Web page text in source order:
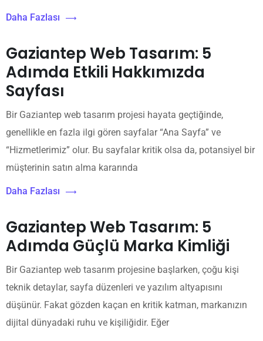
Daha Fazlası
Gaziantep Web Tasarım: 5
Adımda Etkili Hakkımızda
Sayfası
Bir Gaziantep web tasarım projesi hayata geçtiğinde,
genellikle en fazla ilgi gören sayfalar “Ana Sayfa” ve
“Hizmetlerimiz” olur. Bu sayfalar kritik olsa da, potansiyel bir
müşterinin satın alma kararında
Daha Fazlası
Gaziantep Web Tasarım: 5
Adımda Güçlü Marka Kimliği
Bir Gaziantep web tasarım projesine başlarken, çoğu kişi
teknik detaylar, sayfa düzenleri ve yazılım altyapısını
düşünür. Fakat gözden kaçan en kritik katman, markanızın
dijital dünyadaki ruhu ve kişiliğidir. Eğer